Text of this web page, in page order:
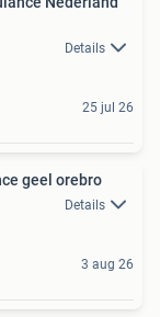
Details
25 jul 26
geel orebro
Details
3 aug 26